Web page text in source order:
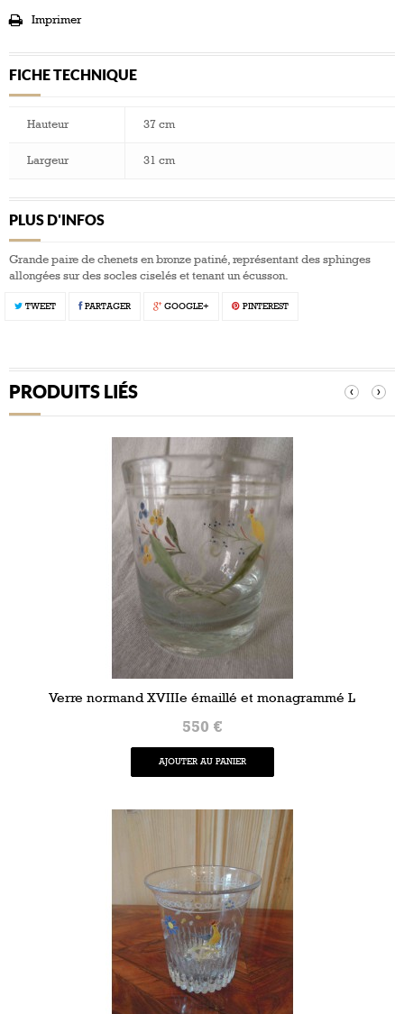
Imprimer
FICHE TECHNIQUE
Hauteur 37 cm
Largeur 31 cm
PLUS D'INFOS
Grande paire de chenets en bronze patiné, représentant des sphinges
allongées sur des socles ciselés et tenant un écusson.
TWEET PARTAGER GOOGLE+ PINTEREST
PRODUITS LIÉS ‹ ›
Verre normand XVIIIe émaillé et monagrammé L
550 €
AJOUTER AU PANIER